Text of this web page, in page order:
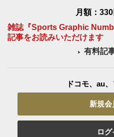
月額：330
雑誌『Sports Graphic
記事をお読みいただけます
有料記
ドコモ、au
新規
ロ